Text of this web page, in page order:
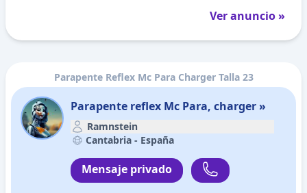
Ver anuncio »
Parapente Reflex Mc Para Charger Talla 23
Parapente reflex Mc Para, charger »
Ramnstein
Cantabria - España
Mensaje privado